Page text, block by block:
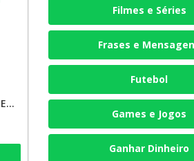
PALPITES FUTEBOL GREEN ⚽🏀🏐🍀
Filmes e Séries
Frases e
Futebol
Games e Jogos
Ganhar Dinheiro